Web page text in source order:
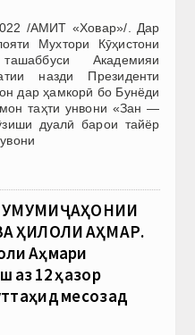
/АМИТ «Ховар»/. Дар
Мухтори Кӯҳистони
Академияи
назди Президенти
дар ҳамкорӣ бо Бунёди
таҳти унвони «Зан —
дуалӣ барои тайёр
УМУМИҶАҲОНИИ
ҲИЛОЛИ АҲМАР.
Аҳмари
аз 12 ҳазор
месозад